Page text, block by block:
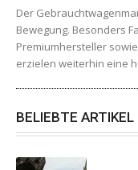
Der
Bewegung. Besonders
Premiumhersteller
erzielen weiterhin eine
BELIEBTE ARTIKEL